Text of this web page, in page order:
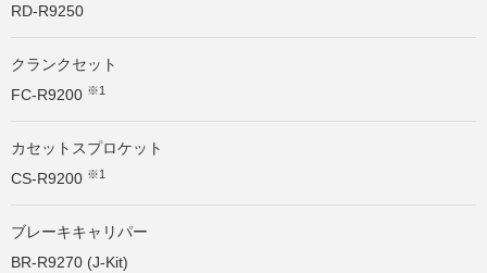
RD-R9250
クランクセット
FC-R9200 ※1
カセットスプロケット
CS-R9200 ※1
ブレーキキャリパー
BR-R9270 (J-Kit)